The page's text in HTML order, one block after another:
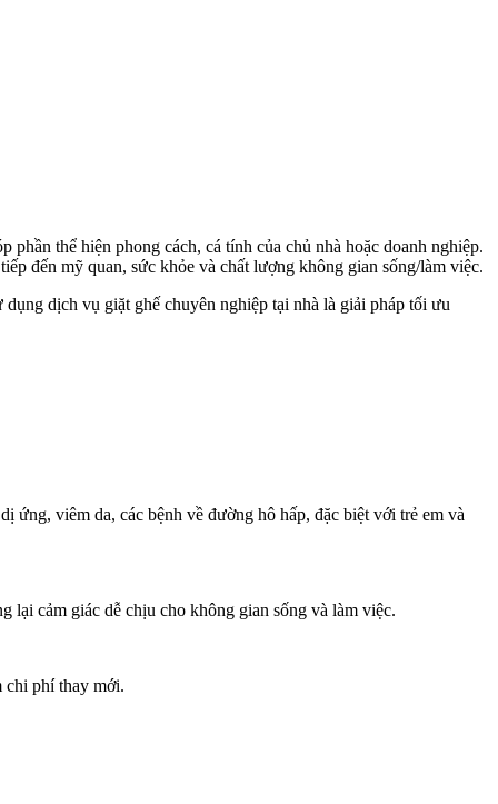
thể hiện phong cách, cá tính của chủ nhà hoặc doanh nghiệp.
đến mỹ quan, sức khỏe và chất lượng không gian sống/làm việc.
dịch vụ giặt ghế chuyên nghiệp tại nhà là giải pháp tối ưu
ứng, viêm da, các bệnh về đường hô hấp, đặc biệt với trẻ em và
cảm giác dễ chịu cho không gian sống và làm việc.
chi phí thay mới.